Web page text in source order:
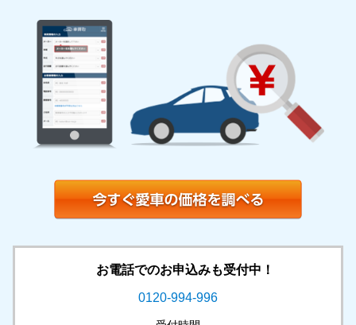
お電話でのお申込みも受付中！
0120-994-996